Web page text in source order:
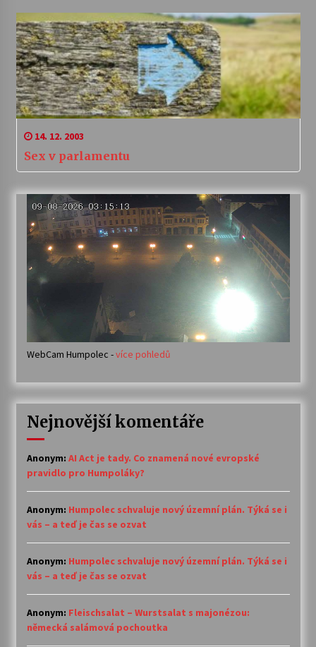
14. 12. 2003
Sex v parlamentu
WebCam Humpolec -více pohledů
Nejnovější komentáře
Anonym: AI Act je tady. Co znamená nové evropské
pravidlo pro Humpoláky?
Anonym: Humpolec schvaluje nový územní plán. Týká se i
vás – a teď je čas se ozvat
Anonym: Humpolec schvaluje nový územní plán. Týká se i
vás – a teď je čas se ozvat
Anonym: Fleischsalat – Wurstsalat s majonézou:
německá salámová pochoutka